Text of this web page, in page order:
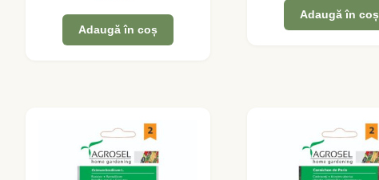
Adaugă în coș
Adaugă în coș